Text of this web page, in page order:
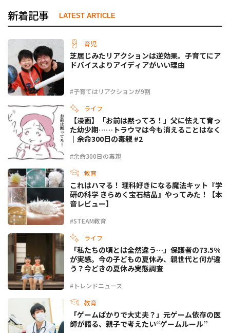
新着記事 LATEST ARTICLE
育児
#子育てはリアクションが9割
芝居じみたリアクションは逆効果。子育てにア
ドバイスよりアイディアがいい理由
ライフ
#余命300日の毒親
【漫画】「お前は黙ってろ！」父に怯えて育っ
た幼少期……トラウマは今も消えることはなく
｜余命300日の毒親 #2
教育
#STEAM教育
これはハマる！ 理科好きになる魔法キット『学
研の科学 きらめく宝石結晶』やってみた！【本
音レビュー】
ライフ
#トレンドニュース
「私たちの頃とは全然違う…」保護者の73.5%
が実感。今の子どもの夏休み、親世代と何が違
う？今どきの夏休み実態調査
教育
「ゲームばかりで大丈夫？」元ゲーム依存の医
師が語る、親子で考えたい“ゲームルール”